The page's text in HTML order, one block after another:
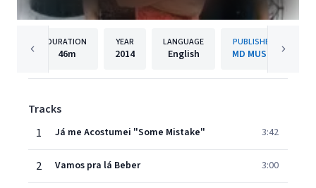
DURATION
46m
YEAR
2014
LANGUAGE
English
PUBLISHER
MD MUSIC
Tracks
1
Já me Acostumei "Some Mistake" 3:42
2 Vamos pra lá Beber 3:00